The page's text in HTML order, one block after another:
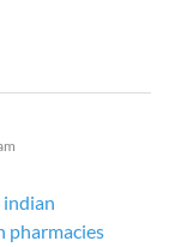
indian
pharmacies